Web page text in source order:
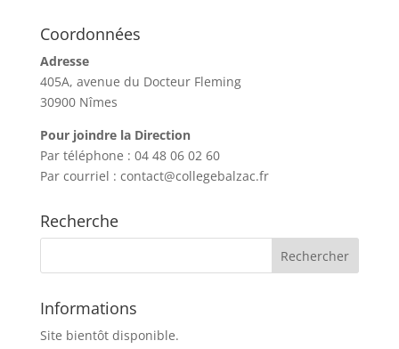
Coordonnées
Adresse
405A, avenue du Docteur Fleming
30900 Nîmes
Pour joindre la Direction
Par téléphone : 04 48 06 02 60
Par courriel : contact@collegebalzac.fr
Recherche
Informations
Site bientôt disponible.